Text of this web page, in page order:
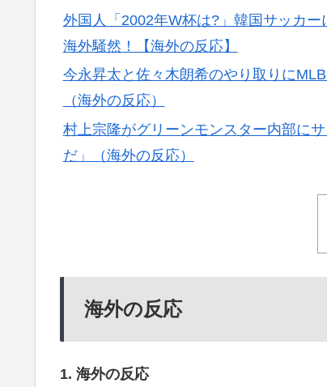
外国人「2002年W杯は?」韓国サッカ
海外騒然！【海外の反応】
今永昇太と佐々木朗希のやり取りに
（海外の反応）
村上宗隆がグリーンモンスター内部に
だ」（海外の反応）
海外の反応
1. 海外の反応